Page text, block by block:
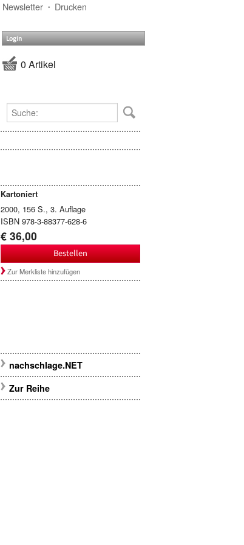
Newsletter Drucken
Login
0 Artikel
Kartoniert
2000, 156 S., 3. Auflage
ISBN 978-3-88377-628-6
€ 36,00
Bestellen
Zur Merkliste hinzufügen
nachschlage.NET
Zur Reihe